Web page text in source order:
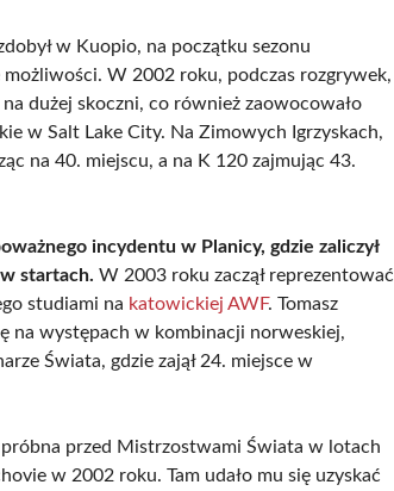
w Kuopio, na początku sezonu
W 2002 roku, podczas rozgrywek,
dużej skoczni, co również zaowocowało
w Salt Lake City. Na Zimowych Igrzyskach,
na 40. miejscu, a na K 120 zajmując 43.
incydentu w Planicy, gdzie zaliczył
startach. W 2003 roku zaczął reprezentować
studiami na katowickiej AWF. Tomasz
na występach w kombinacji norweskiej,
Świata, gdzie zajął 24. miejsce w
przed Mistrzostwami Świata w lotach
w 2002 roku. Tam udało mu się uzyskać